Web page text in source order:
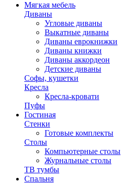
Мягкая мебель
Диваны
Угловые диваны
Выкатные диваны
Диваны еврокнижки
Диваны книжки
Диваны аккордеон
Детские диваны
Софы, кушетки
Кресла
Кресла-кровати
Пуфы
Гостиная
Стенки
Готовые комплекты
Столы
Компьютерные столы
Журнальные столы
ТВ тумбы
Спальня